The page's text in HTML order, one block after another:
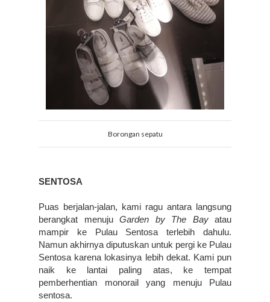
Borongan sepatu
SENTOSA
Puas berjalan-jalan, kami ragu antara langsung
berangkat menuju Garden by The Bay atau
mampir ke Pulau Sentosa terlebih dahulu.
Namun akhirnya diputuskan untuk pergi ke Pulau
Sentosa karena lokasinya lebih dekat. Kami pun
naik ke lantai paling atas, ke tempat
pemberhentian monorail yang menuju Pulau
sentosa.